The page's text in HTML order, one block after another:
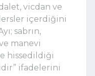
vicdan ve
içerdiğini
sabrın,
manevi
hissedildiği
ifadelerini